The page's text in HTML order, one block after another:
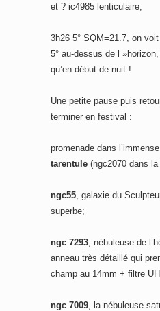
et ? ic4985 lenticulaire;
3h26 5° SQM=21.7, on
5° au-dessus de l
qu’en début de nuit !
Une petite pause puis
terminer en festival :
promenade dans
tarentule (ngc2070 dans la
ngc55, galaxie du
superbe;
ngc 7293, nébuleuse de
anneau très détaillé qui
champ au 14mm + filtre
ngc 7009, la nébuleuse